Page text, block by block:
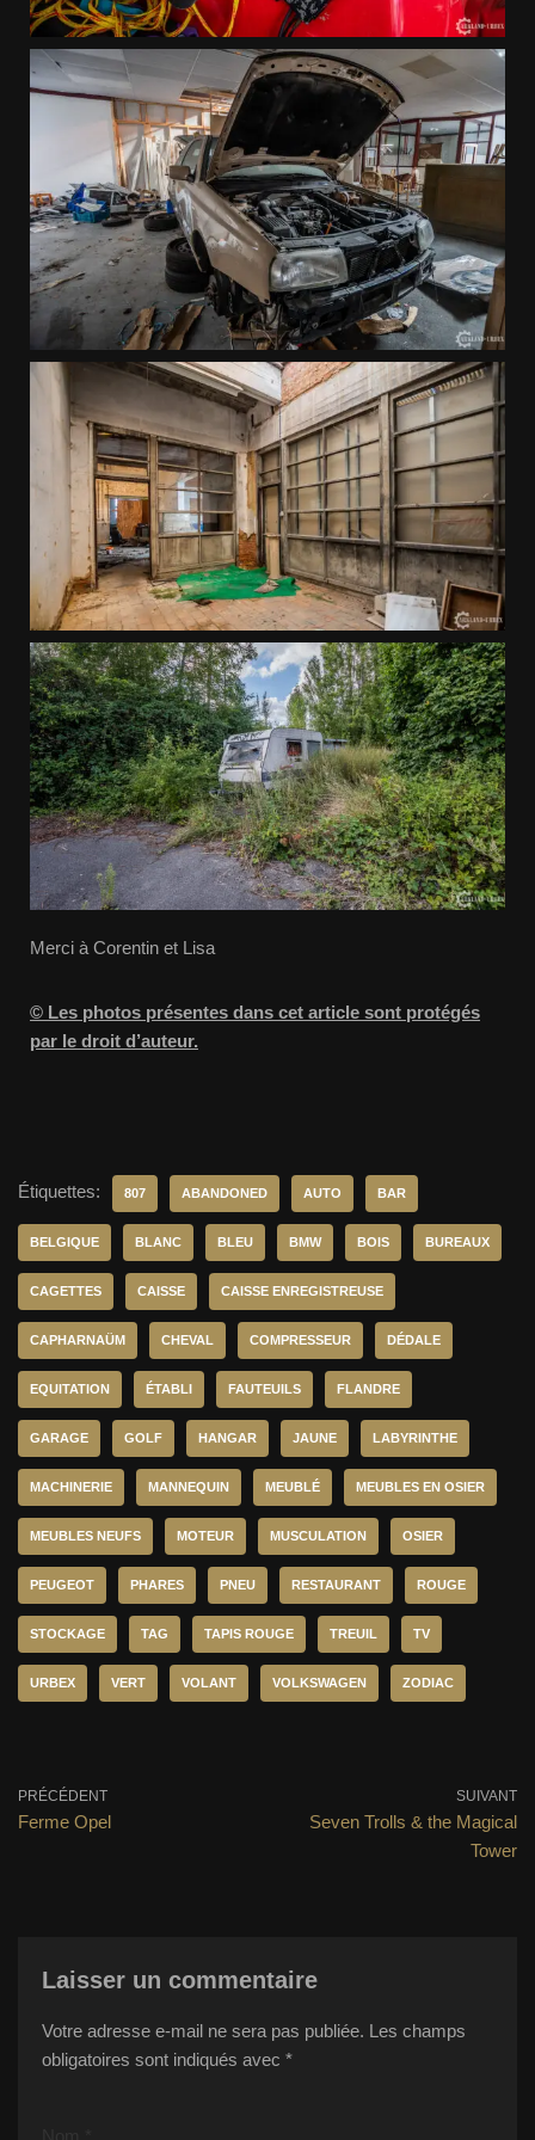
Merci à Corentin et Lisa
© Les photos présentes dans cet article sont protégés
par le droit d’auteur.
Étiquettes: 807 ABANDONED AUTO BAR
BELGIQUE BLANC BLEU BMW BOIS BUREAUX
CAGETTES CAISSE CAISSE ENREGISTREUSE
CAPHARNAÜM CHEVAL COMPRESSEUR DÉDALE
EQUITATION ÉTABLI FAUTEUILS FLANDRE
GARAGE GOLF HANGAR JAUNE LABYRINTHE
MACHINERIE MANNEQUIN MEUBLÉ MEUBLES EN OSIER
MEUBLES NEUFS MOTEUR MUSCULATION OSIER
PEUGEOT PHARES PNEU RESTAURANT ROUGE
STOCKAGE TAG TAPIS ROUGE TREUIL TV
URBEX VERT VOLANT VOLKSWAGEN ZODIAC
PRÉCÉDENT
Ferme Opel
SUIVANT
Seven Trolls & the Magical
Tower
Laisser un commentaire
Votre adresse e-mail ne sera pas publiée. Les champs
obligatoires sont indiqués avec *